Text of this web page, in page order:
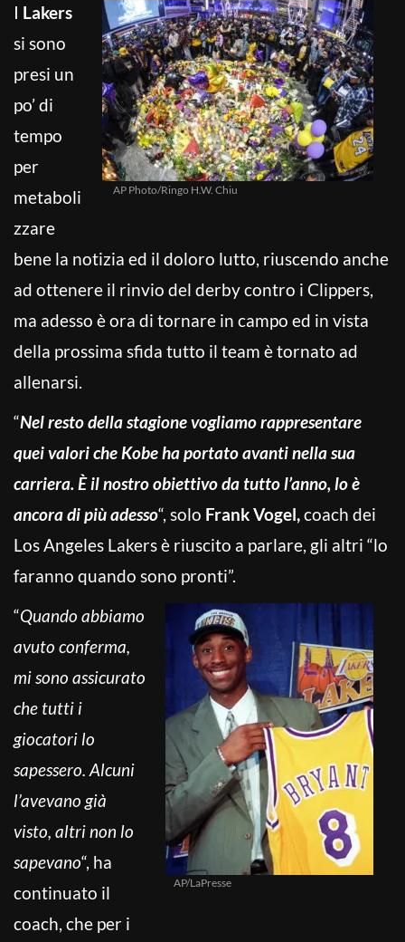
AP Photo/Ringo H.W. Chiu
I Lakers
si sono
presi un
po’ di
tempo
per
metaboli
zzare
bene la notizia ed il doloro lutto, riuscendo anche
ad ottenere il rinvio del derby contro i Clippers,
ma adesso è ora di tornare in campo ed in vista
della prossima sfida tutto il team è tornato ad
allenarsi.
“Nel resto della stagione vogliamo rappresentare
quei valori che Kobe ha portato avanti nella sua
carriera. È il nostro obiettivo da tutto l’anno, lo è
ancora di più adesso“, solo Frank Vogel,coach dei
Los Angeles Lakers è riuscito a parlare, gli altri “lo
faranno quando sono pronti”.
AP/LaPresse
“Quando abbiamo
avuto conferma,
mi sono assicurato
che tutti i
giocatori lo
sapessero. Alcuni
l’avevano già
visto, altri non lo
sapevano“, ha
continuato il
coach, che per i